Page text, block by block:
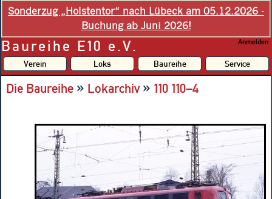
Sonderzug „Holstentor“ nach Lübeck am 05.12.2026 -
Buchung ab Juni 2026!
Baureihe E10 e.V. Anmelden
Verein Loks Baureihe Service
Die Baureihe » Lokarchiv» 110 110–4